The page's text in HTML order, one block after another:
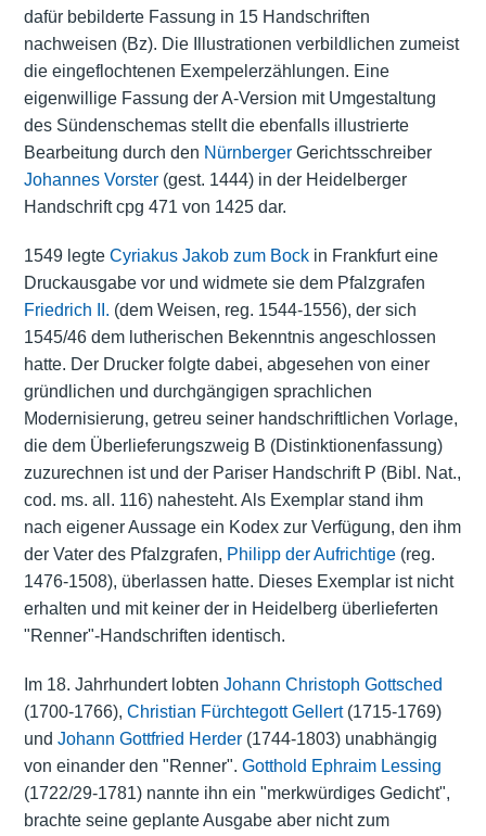
dafür bebilderte Fassung in 15 Handschriften
nachweisen (Bz). Die Illustrationen verbildlichen zumeist
die eingeflochtenen Exempelerzählungen. Eine
eigenwillige Fassung der A-Version mit Umgestaltung
des Sündenschemas stellt die ebenfalls illustrierte
Bearbeitung durch den NürnbergerGerichtsschreiber
Johannes Vorster(gest. 1444) in der Heidelberger
Handschrift cpg 471 von 1425 dar.
1549 legte Cyriakus Jakob zum Bockin Frankfurt eine
Druckausgabe vor und widmete sie dem Pfalzgrafen
Friedrich II. (dem Weisen, reg. 1544-1556), der sich
1545/46 dem lutherischen Bekenntnis angeschlossen
hatte. Der Drucker folgte dabei, abgesehen von einer
gründlichen und durchgängigen sprachlichen
Modernisierung, getreu seiner handschriftlichen Vorlage,
die dem Überlieferungszweig B (Distinktionenfassung)
zuzurechnen ist und der Pariser Handschrift P (Bibl. Nat.,
cod. ms. all. 116) nahesteht. Als Exemplar stand ihm
nach eigener Aussage ein Kodex zur Verfügung, den ihm
der Vater des Pfalzgrafen, Philipp der Aufrichtige(reg.
1476-1508), überlassen hatte. Dieses Exemplar ist nicht
erhalten und mit keiner der in Heidelberg überlieferten
"Renner"-Handschriften identisch.
Im 18. Jahrhundert lobten Johann Christoph Gottsched
(1700-1766), Christian Fürchtegott Gellert(1715-1769)
und Johann Gottfried Herder(1744-1803) unabhängig
von einander den "Renner". Gotthold Ephraim Lessing
(1722/29-1781) nannte ihn ein "merkwürdiges Gedicht",
brachte seine geplante Ausgabe aber nicht zum